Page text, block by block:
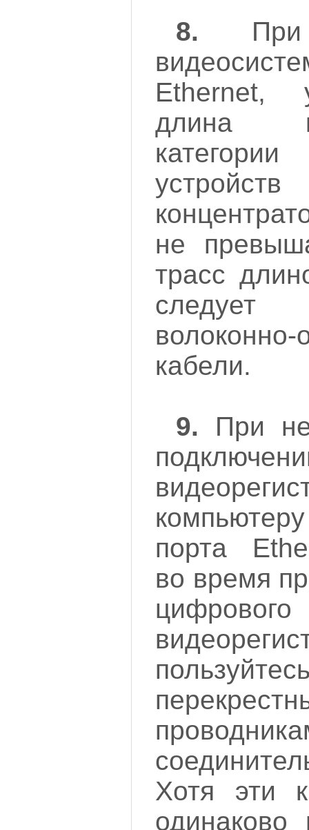
8. При
Ethernet,
длина
не
трасс
следует
волоконно-
кабели.
9. При
порта
во время
цифрового
Хотя эти